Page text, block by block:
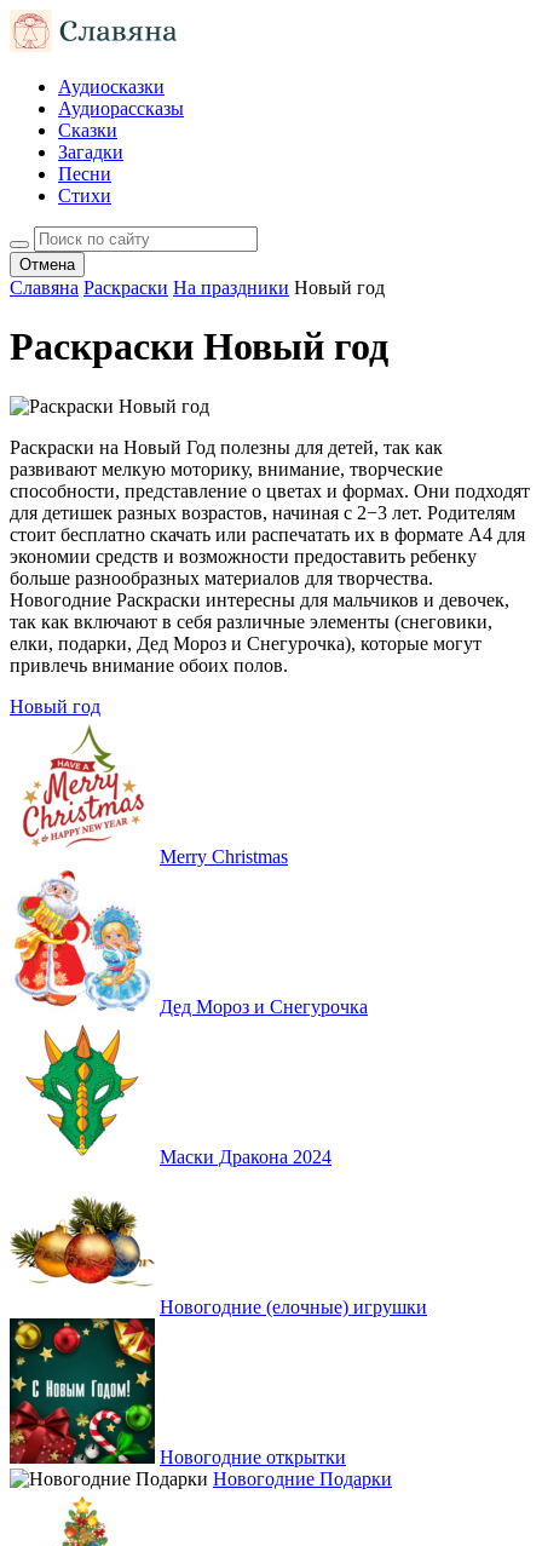
Аудиосказки
Аудиорассказы
Сказки
Загадки
Песни
Стихи
Отмена
Славяна Раскраски На праздники Новый год
Раскраски Новый год
Раскраски на Новый Год полезны для детей, так как
развивают мелкую моторику, внимание, творческие
способности, представление о цветах и формах. Они подходят
для детишек разных возрастов, начиная с 2−3 лет. Родителям
стоит бесплатно скачать или распечатать их в формате A4 для
экономии средств и возможности предоставить ребенку
больше разнообразных материалов для творчества.
Новогодние Раскраски интересны для мальчиков и девочек,
так как включают в себя различные элементы (снеговики,
елки, подарки, Дед Мороз и Снегурочка), которые могут
привлечь внимание обоих полов.
Новый год
Merry Christmas
Дед Мороз и Снегурочка
Маски Дракона 2024
Новогодние (елочные) игрушки
Новогодние открытки
Новогодние Подарки